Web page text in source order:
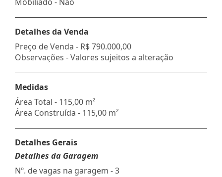
Detalhes da Venda
Preço de Venda - R$ 790.000,00
Observações - Valores sujeitos a alteração
Medidas
Área Total - 115,00 m²
Área Construída - 115,00 m²
Detalhes Gerais
Detalhes da Garagem
Nº. de vagas na garagem - 3